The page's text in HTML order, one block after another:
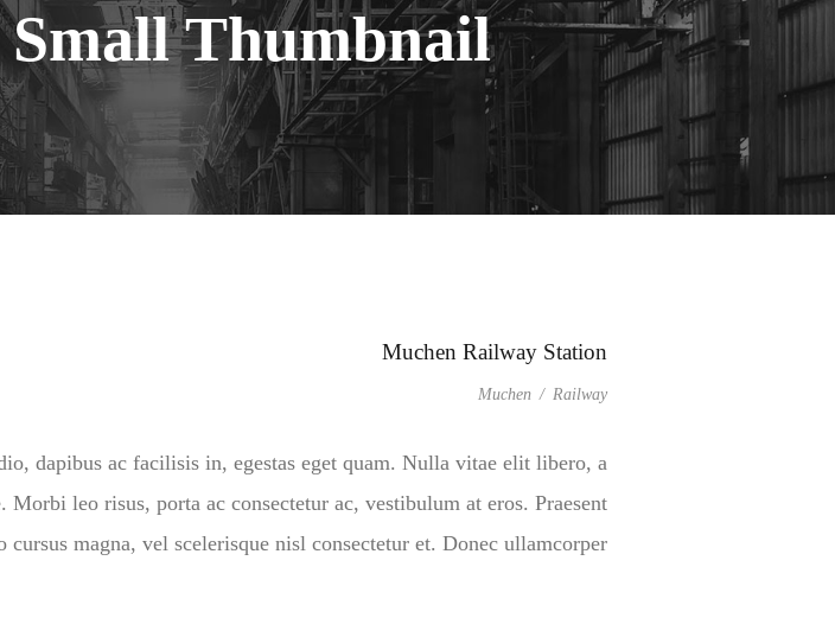
Thumbnail
Muchen Railway Station
Muchen / Railway
dapibus ac facilisis in, egestas eget quam. Nulla vitae elit libero, a
Morbi leo risus, porta ac consectetur ac, vestibulum at eros. Praesent
cursus magna, vel scelerisque nisl consectetur et. Donec ullamcorper […]